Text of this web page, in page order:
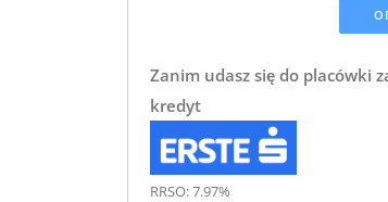
Zanim udasz się do placówki
kredyt
RRSO: 7.97%